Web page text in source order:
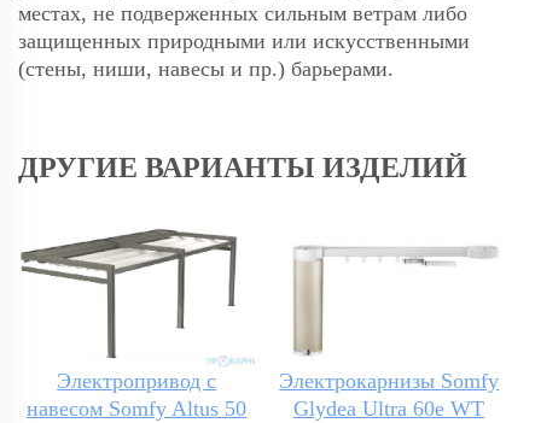
местах, не подверженных сильным ветрам либо
защищенных природными или искусственными
(стены, ниши, навесы и пр.) барьерами.
ДРУГИЕ ВАРИАНТЫ ИЗДЕЛИЙ
Электропривод с
навесом Somfy Altus 50
Электрокарнизы Somfy
Glydea Ultra 60e WT